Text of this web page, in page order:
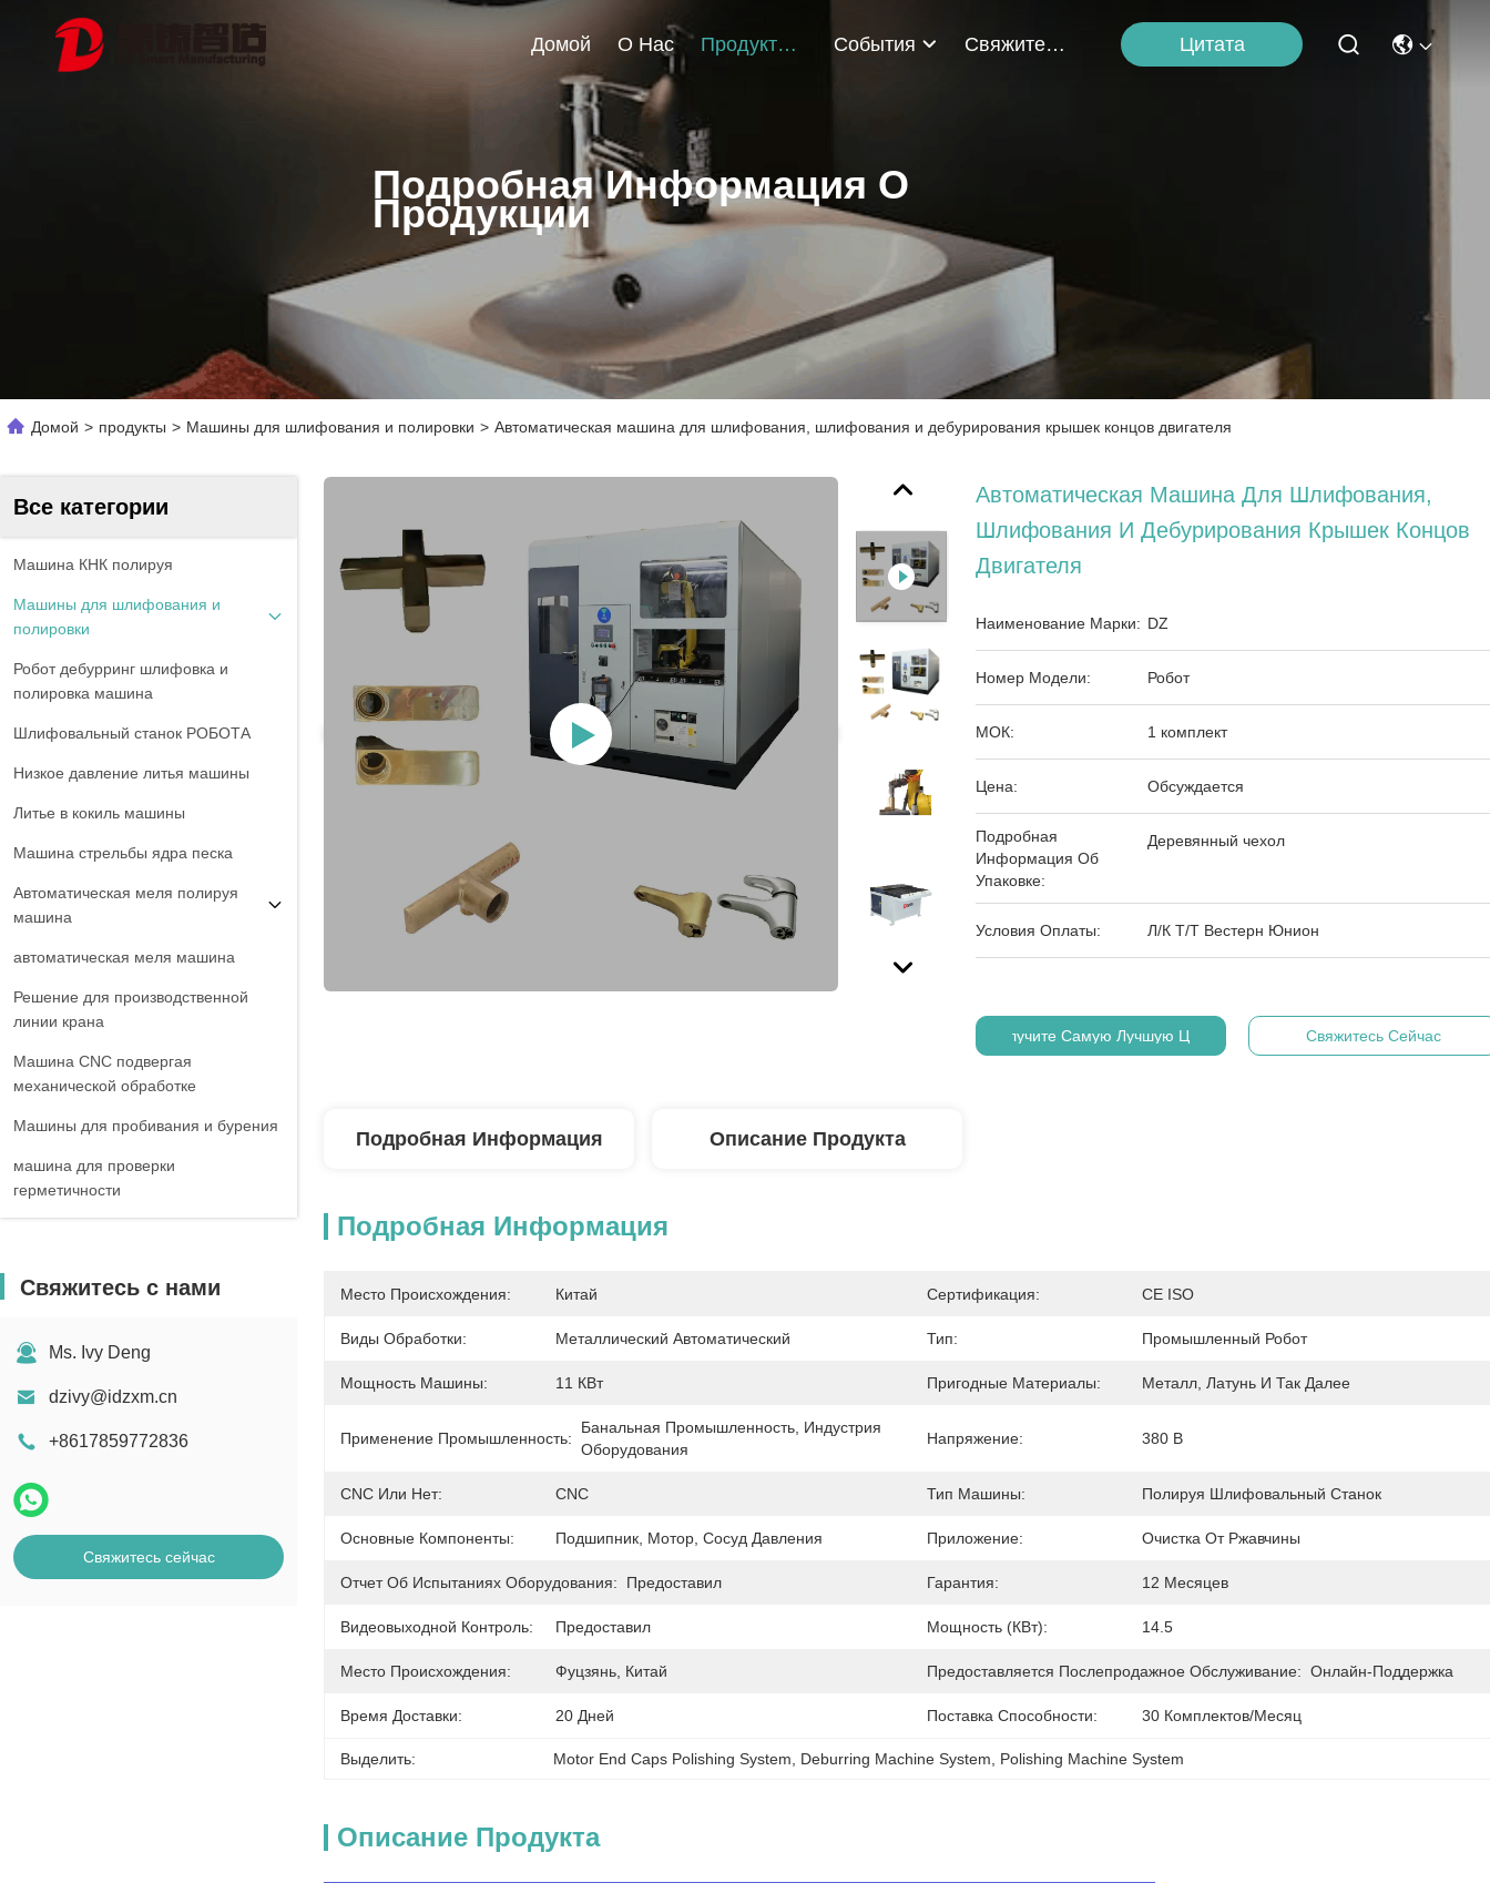
Домой О Нас Продукты События Свяжитесь С Нами Цитата
Подробная Информация О
Продукции
Домой > продукты > Машины для шлифования и полировки > Автоматическая машина для шлифования, шлифования и дебурирования крышек концов двигателя
Все категории
Машина КНК полируя
Машины для шлифования и
полировки
Робот дебурринг шлифовка и
полировка машина
Шлифовальный станок РОБОТА
Низкое давление литья машины
Литье в кокиль машины
Машина стрельбы ядра песка
Автоматическая меля полируя
машина
автоматическая меля машина
Решение для производственной
линии крана
Машина CNC подвергая
механической обработке
Машины для пробивания и бурения
машина для проверки
герметичности
Свяжитесь с нами
Ms. Ivy Deng
dzivy@idzxm.cn
+8617859772836
Свяжитесь сейчас
Автоматическая Машина Для Шлифования,
Шлифования И Дебурирования Крышек Концов
Двигателя
Наименование Марки: DZ
Номер Модели: Робот
МОК: 1 комплект
Цена: Обсуждается
Подробная
Информация Об
Упаковке:
Деревянный чехол
Условия Оплаты: Л/К Т/Т Вестерн Юнион
Получите Самую Лучшую Цену Свяжитесь Сейчас
Подробная Информация Описание Продукта
Подробная Информация
Место Происхождения: Китай Сертификация: CE ISO
Виды Обработки: Металлический Автоматический Тип: Промышленный Робот
Мощность Машины: 11 КВт Пригодные Материалы: Металл, Латунь И Так Далее
Применение Промышленность:
Банальная Промышленность, Индустрия
Оборудования
Напряжение: 380 В
CNC Или Нет: CNC Тип Машины: Полируя Шлифовальный Станок
Основные Компоненты: Подшипник, Мотор, Сосуд Давления Приложение: Очистка От Ржавчины
Отчет Об Испытаниях Оборудования: Предоставил Гарантия: 12 Месяцев
Видеовыходной Контроль: Предоставил Мощность (кВт): 14.5
Место Происхождения: Фуцзянь, Китай Предоставляется Послепродажное Обслуживание: Онлайн-Поддержка
Время Доставки: 20 Дней Поставка Способности: 30 Комплектов/месяц
Выделить: Motor End Caps Polishing System Deburring Machine System Polishing Machine System
Описание Продукта